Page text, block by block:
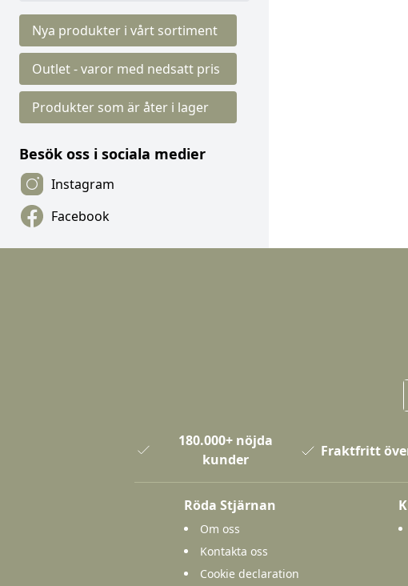
Nya produkter i vårt sortiment
Outlet - varor med nedsatt pris
Produkter som är åter i lager
Besök oss i sociala medier
Instagram
Facebook
180.000+ nöjda
kunder
Fraktfritt
Röda Stjärnan
Om oss
Kontakta oss
Cookie declaration